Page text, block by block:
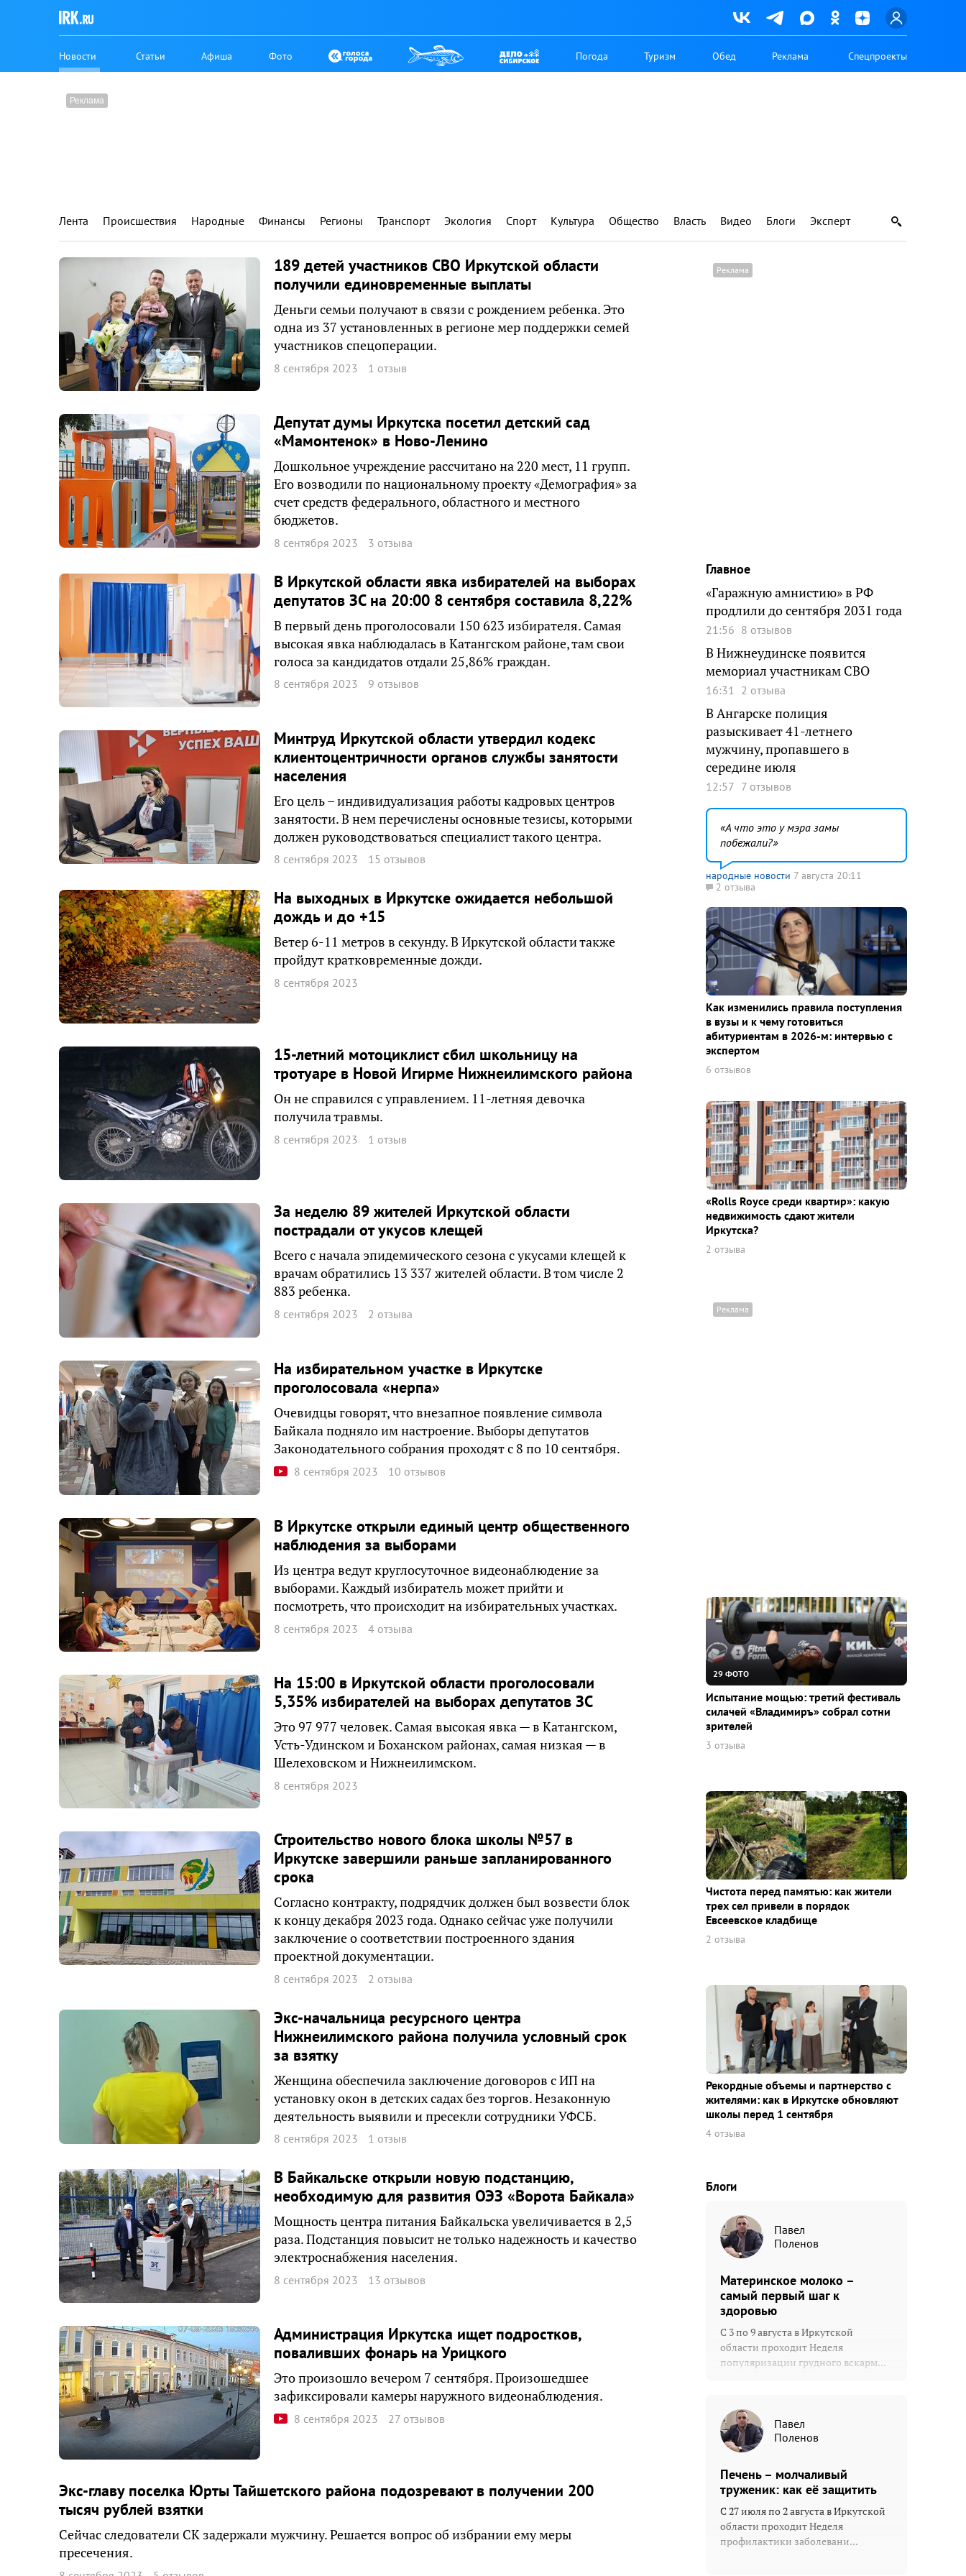
Новости Статьи Афиша Фото Погода Туризм Обед Реклама Спецпроекты
Лента Происшествия Народные Финансы Регионы Транспорт Экология Спорт Культура Общество Власть Видео Блоги Эксперт
189 детей участников СВО Иркутской области
получили единовременные выплаты
Деньги семьи получают в связи с рождением ребенка. Это
одна из 37 установленных в регионе мер поддержки семей
участников спецоперации.
8 сентября 2023 1 отзыв
Депутат думы Иркутска посетил детский сад
«Мамонтенок» в Ново-Ленино
Дошкольное учреждение рассчитано на 220 мест, 11 групп.
Его возводили по национальному проекту «Демография» за
счет средств федерального, областного и местного
бюджетов.
8 сентября 2023 3 отзыва
В Иркутской области явка избирателей на выборах
депутатов ЗС на 20:00 8 сентября составила 8,22%
В первый день проголосовали 150 623 избирателя. Самая
высокая явка наблюдалась в Катангском районе, там свои
голоса за кандидатов отдали 25,86% граждан.
8 сентября 2023 9 отзывов
Минтруд Иркутской области утвердил кодекс
клиентоцентричности органов службы занятости
населения
Его цель – индивидуализация работы кадровых центров
занятости. В нем перечислены основные тезисы, которыми
должен руководствоваться специалист такого центра.
8 сентября 2023 15 отзывов
На выходных в Иркутске ожидается небольшой
дождь и до +15
Ветер 6-11 метров в секунду. В Иркутской области также
пройдут кратковременные дожди.
8 сентября 2023
15-летний мотоциклист сбил школьницу на
тротуаре в Новой Игирме Нижнеилимского района
Он не справился с управлением. 11-летняя девочка
получила травмы.
8 сентября 2023 1 отзыв
За неделю 89 жителей Иркутской области
пострадали от укусов клещей
Всего с начала эпидемического сезона с укусами клещей к
врачам обратились 13 337 жителей области. В том числе 2
883 ребенка.
8 сентября 2023 2 отзыва
На избирательном участке в Иркутске
проголосовала «нерпа»
Очевидцы говорят, что внезапное появление символа
Байкала подняло им настроение. Выборы депутатов
Законодательного собрания проходят с 8 по 10 сентября.
8 сентября 2023 10 отзывов
В Иркутске открыли единый центр общественного
наблюдения за выборами
Из центра ведут круглосуточное видеонаблюдение за
выборами. Каждый избиратель может прийти и
посмотреть, что происходит на избирательных участках.
8 сентября 2023 4 отзыва
На 15:00 в Иркутской области проголосовали
5,35% избирателей на выборах депутатов ЗС
Это 97 977 человек. Самая высокая явка — в Катангском,
Усть-Удинском и Боханском районах, самая низкая — в
Шелеховском и Нижнеилимском.
8 сентября 2023
Строительство нового блока школы №57 в
Иркутске завершили раньше запланированного
срока
Согласно контракту, подрядчик должен был возвести блок
к концу декабря 2023 года. Однако сейчас уже получили
заключение о соответствии построенного здания
проектной документации.
8 сентября 2023 2 отзыва
Экс-начальница ресурсного центра
Нижнеилимского района получила условный срок
за взятку
Женщина обеспечила заключение договоров с ИП на
установку окон в детских садах без торгов. Незаконную
деятельность выявили и пресекли сотрудники УФСБ.
8 сентября 2023 1 отзыв
В Байкальске открыли новую подстанцию,
необходимую для развития ОЭЗ «Ворота Байкала»
Мощность центра питания Байкальска увеличивается в 2,5
раза. Подстанция повысит не только надежность и качество
электроснабжения населения.
8 сентября 2023 13 отзывов
Администрация Иркутска ищет подростков,
поваливших фонарь на Урицкого
Это произошло вечером 7 сентября. Произошедшее
зафиксировали камеры наружного видеонаблюдения.
8 сентября 2023 27 отзывов
Экс-главу поселка Юрты Тайшетского района подозревают в получении 200
тысяч рублей взятки
Сейчас следователи СК задержали мужчину. Решается вопрос об избрании ему меры
пресечения.
Главное
«Гаражную амнистию» в РФ
продлили до сентября 2031 года
21:56 8 отзывов
В Нижнеудинске появится
мемориал участникам СВО
16:31 2 отзыва
В Ангарске полиция
разыскивает 41-летнего
мужчину, пропавшего в
середине июля
12:57 7 отзывов
А что это у мэра замы
побежали?
народные новости 7 августа 20:11
2 отзыва
Как изменились правила поступления
в вузы и к чему готовиться
абитуриентам в 2026-м: интервью с
экспертом
6 отзывов
«Rolls Royce среди квaртир»: какую
недвижимость сдают жители
Иркутска?
2 отзыва
29 ФОТО
Испытание мощью: третий фестиваль
силачей «Владимиръ» собрал сотни
зрителей
3 отзыва
Чистота перед памятью: как жители
трех сел привели в порядок
Евсеевское кладбище
2 отзыва
Рекордные объемы и партнерство с
жителями: как в Иркутске обновляют
школы перед 1 сентября
4 отзыва
Блоги
Павел
Поленов
Материнское молоко –
самый первый шаг к
здоровью
С 3 по 9 августа в Иркутской
области проходит Неделя
популяризации грудного вскарм...
Павел
Поленов
Печень – молчаливый
труженик: как её защитить
С 27 июля по 2 августа в Иркутской
области проходит Неделя
профилактики заболевани...